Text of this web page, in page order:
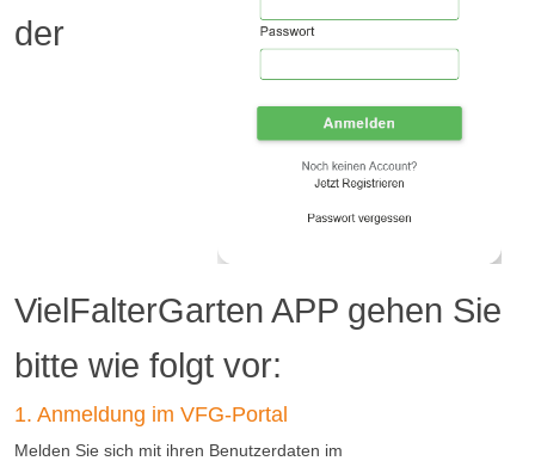
der
VielFalterGarten APP gehen Sie
bitte wie folgt vor:
1. Anmeldung im VFG-Portal
Melden Sie sich mit ihren Benutzerdaten im